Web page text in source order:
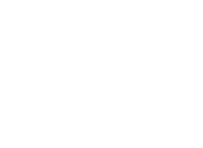
Separarse de su
La situación, por tanto, es
que «separase de su marido
en el cuidado de Juan, que
epilépticos, de los que